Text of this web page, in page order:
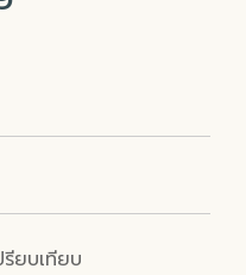
รียบเทียบ